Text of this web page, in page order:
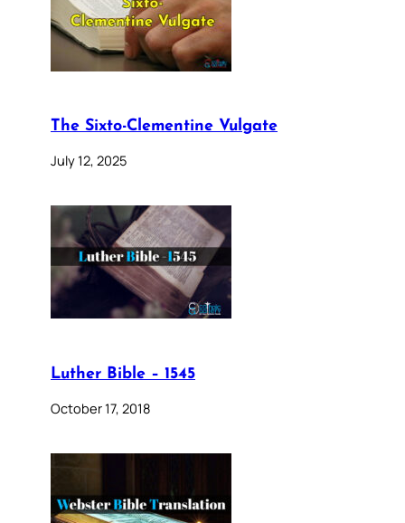
The Sixto-Clementine Vulgate
July 12, 2025
Luther Bible – 1545
October 17, 2018